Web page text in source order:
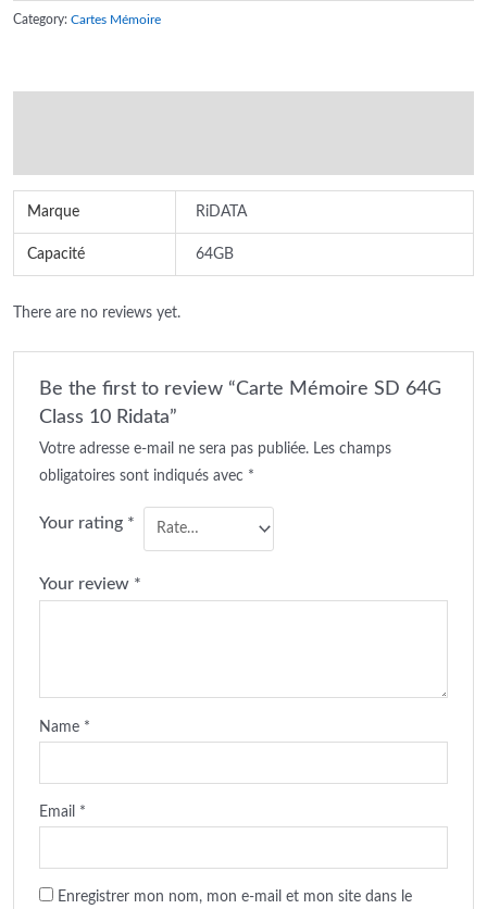
SD
10
Category: Cartes Mémoire
Marque RiDATA
Capacité 64GB
There are no reviews yet.
Be the first to review “Carte Mémoire SD 64G
Class 10 Ridata”
Votre adresse e-mail ne sera pas publiée. Les champs
obligatoires sont indiqués avec *
Your rating *
Your review *
Name *
Email *
Enregistrer mon nom, mon e-mail et mon site dans le